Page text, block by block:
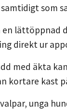
som
lättöppnad
direkt ur
med äkta
kortare kast
unga